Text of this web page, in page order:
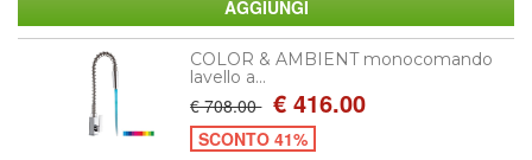
COLOR & AMBIENT monocomando
lavello a...
€ 708.00 € 416.00
SCONTO 41%